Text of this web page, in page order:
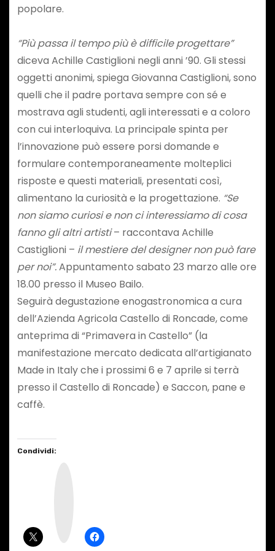
popolare.
“Più passa il tempo più è difficile progettare”
diceva Achille Castiglioni negli anni ’90. Gli stessi
oggetti anonimi, spiega Giovanna Castiglioni, sono
quelli che il padre portava sempre con sé e
mostrava agli studenti, agli interessati e a coloro
con cui interloquiva. La principale spinta per
l’innovazione può essere porsi domande e
formulare contemporaneamente molteplici
risposte e questi materiali, presentati così,
alimentano la curiosità e la progettazione. “Se
non siamo curiosi e non ci interessiamo di cosa
fanno gli altri artisti– raccontava Achille
Castiglioni – il mestiere del designer non può fare
per noi”.Appuntamento sabato 23 marzo alle ore
18.00 presso il Museo Bailo.
Seguirà degustazione enogastronomica a cura
dell’Azienda Agricola Castello di Roncade, come
anteprima di “Primavera in Castello” (la
manifestazione mercato dedicata all’artigianato
Made in Italy che i prossimi 6 e 7 aprile si terrà
presso il Castello di Roncade) e Saccon, pane e
caffè.
Condividi: